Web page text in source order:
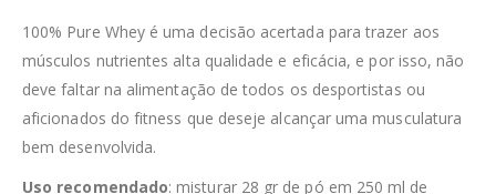
100% Pure Whey é uma decisão acertada para trazer aos
músculos nutrientes alta qualidade e eficácia, e por isso, não
deve faltar na alimentação de todos os desportistas ou
aficionados do fitness que deseje alcançar uma musculatura
bem desenvolvida.
Uso recomendado: misturar 28 gr de pó em 250 ml de